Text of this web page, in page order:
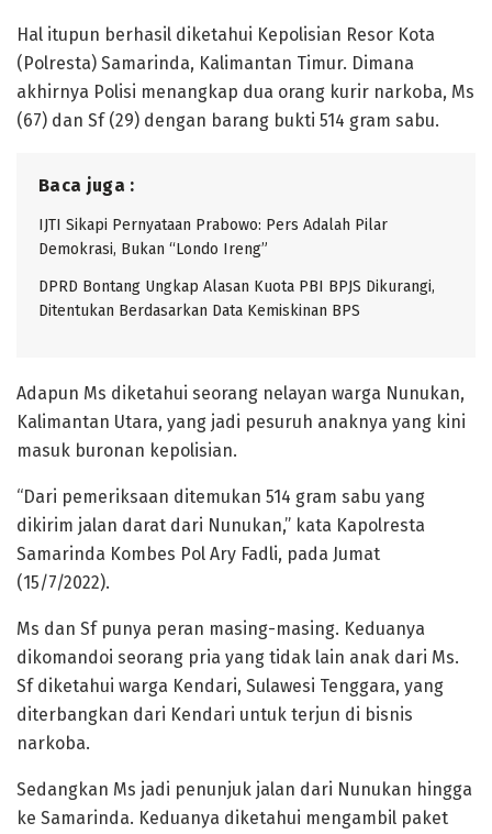
Hal itupun berhasil diketahui Kepolisian Resor Kota
(Polresta) Samarinda, Kalimantan Timur. Dimana
akhirnya Polisi menangkap dua orang kurir narkoba, Ms
(67) dan Sf (29) dengan barang bukti 514 gram sabu.
Baca juga :
IJTI Sikapi Pernyataan Prabowo: Pers Adalah Pilar
Demokrasi, Bukan “Londo Ireng”
DPRD Bontang Ungkap Alasan Kuota PBI BPJS Dikurangi,
Ditentukan Berdasarkan Data Kemiskinan BPS
Adapun Ms diketahui seorang nelayan warga Nunukan,
Kalimantan Utara, yang jadi pesuruh anaknya yang kini
masuk buronan kepolisian.
“Dari pemeriksaan ditemukan 514 gram sabu yang
dikirim jalan darat dari Nunukan,” kata Kapolresta
Samarinda Kombes Pol Ary Fadli, pada Jumat
(15/7/2022).
Ms dan Sf punya peran masing-masing. Keduanya
dikomandoi seorang pria yang tidak lain anak dari Ms.
Sf diketahui warga Kendari, Sulawesi Tenggara, yang
diterbangkan dari Kendari untuk terjun di bisnis
narkoba.
Sedangkan Ms jadi penunjuk jalan dari Nunukan hingga
ke Samarinda. Keduanya diketahui mengambil paket